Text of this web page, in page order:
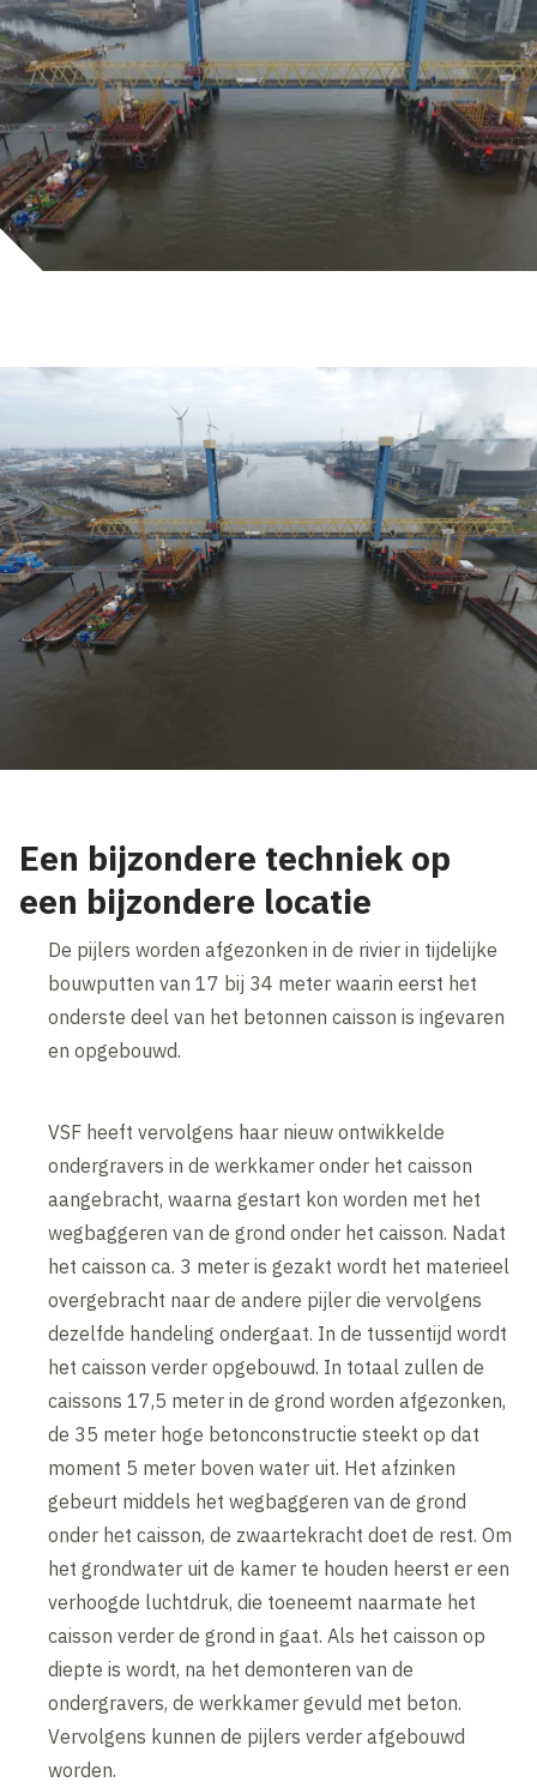
Een bijzondere techniek op
een bijzondere locatie
De pijlers worden afgezonken in de rivier in tijdelijke
bouwputten van 17 bij 34 meter waarin eerst het
onderste deel van het betonnen caisson is ingevaren
en opgebouwd.
VSF heeft vervolgens haar nieuw ontwikkelde
ondergravers in de werkkamer onder het caisson
aangebracht, waarna gestart kon worden met het
wegbaggeren van de grond onder het caisson. Nadat
het caisson ca. 3 meter is gezakt wordt het materieel
overgebracht naar de andere pijler die vervolgens
dezelfde handeling ondergaat. In de tussentijd wordt
het caisson verder opgebouwd. In totaal zullen de
caissons 17,5 meter in de grond worden afgezonken,
de 35 meter hoge betonconstructie steekt op dat
moment 5 meter boven water uit. Het afzinken
gebeurt middels het wegbaggeren van de grond
onder het caisson, de zwaartekracht doet de rest. Om
het grondwater uit de kamer te houden heerst er een
verhoogde luchtdruk, die toeneemt naarmate het
caisson verder de grond in gaat. Als het caisson op
diepte is wordt, na het demonteren van de
ondergravers, de werkkamer gevuld met beton.
Vervolgens kunnen de pijlers verder afgebouwd
worden.